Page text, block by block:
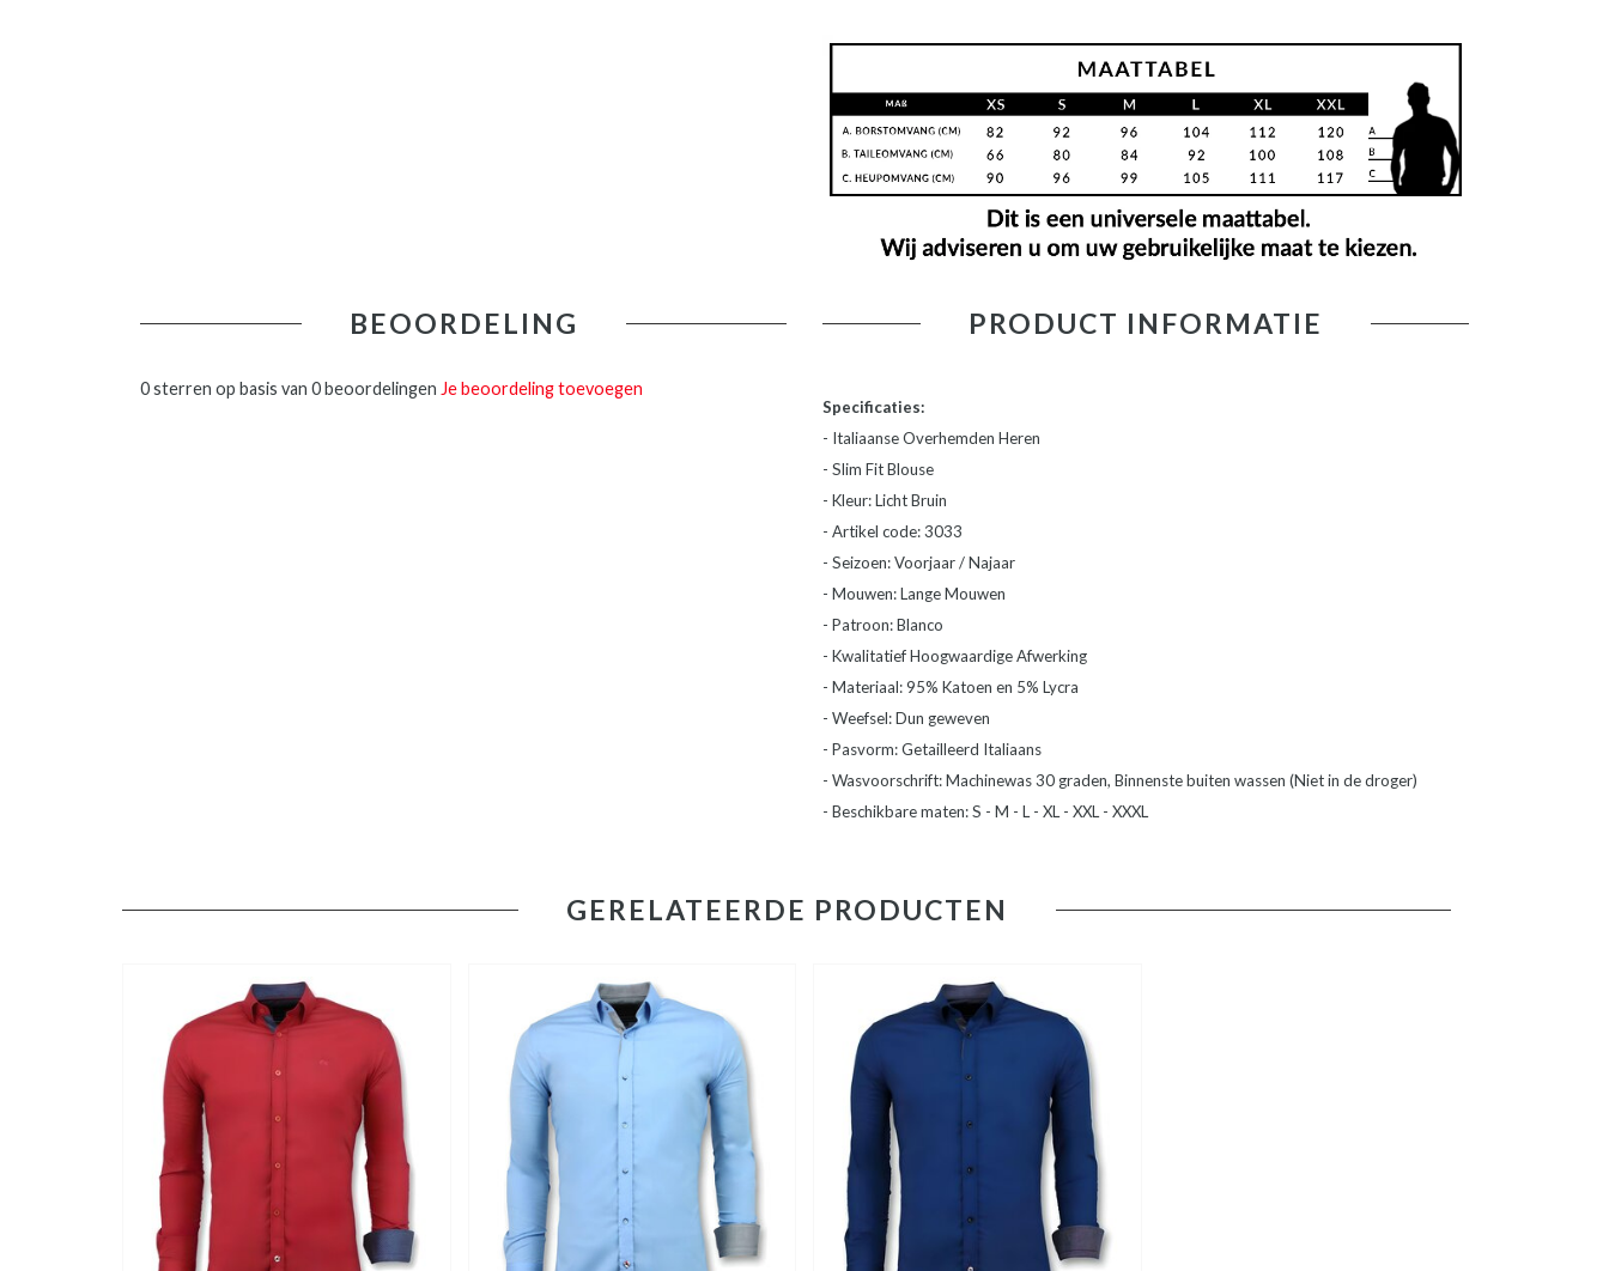
BEOORDELING
0 sterren op basis van 0 beoordelingen Je beoordeling toevoegen
PRODUCT INFORMATIE
Specificaties:
- Italiaanse Overhemden Heren
- Slim Fit Blouse
- Kleur: Licht Bruin
- Artikel code: 3033
- Seizoen: Voorjaar / Najaar
- Mouwen: Lange Mouwen
- Patroon: Blanco
- Kwalitatief Hoogwaardige Afwerking
- Materiaal: 95% Katoen en 5% Lycra
- Weefsel: Dun geweven
- Pasvorm: Getailleerd Italiaans
- Wasvoorschrift: Machinewas 30 graden, Binnenste buiten wassen (Niet in de droger)
- Beschikbare maten: S - M - L - XL - XXL - XXXL
GERELATEERDE PRODUCTEN